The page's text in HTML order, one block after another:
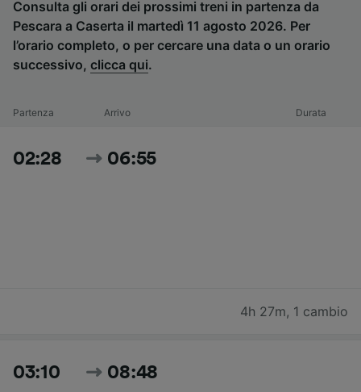
Consulta gli orari dei prossimi treni in partenza da
Pescara a Caserta il martedì 11 agosto 2026. Per
l’orario completo, o per cercare una data o un orario
successivo, clicca qui.
Partenza Arrivo Durata
02:28 06:55
4h 27m, 1 cambio
03:10 08:48